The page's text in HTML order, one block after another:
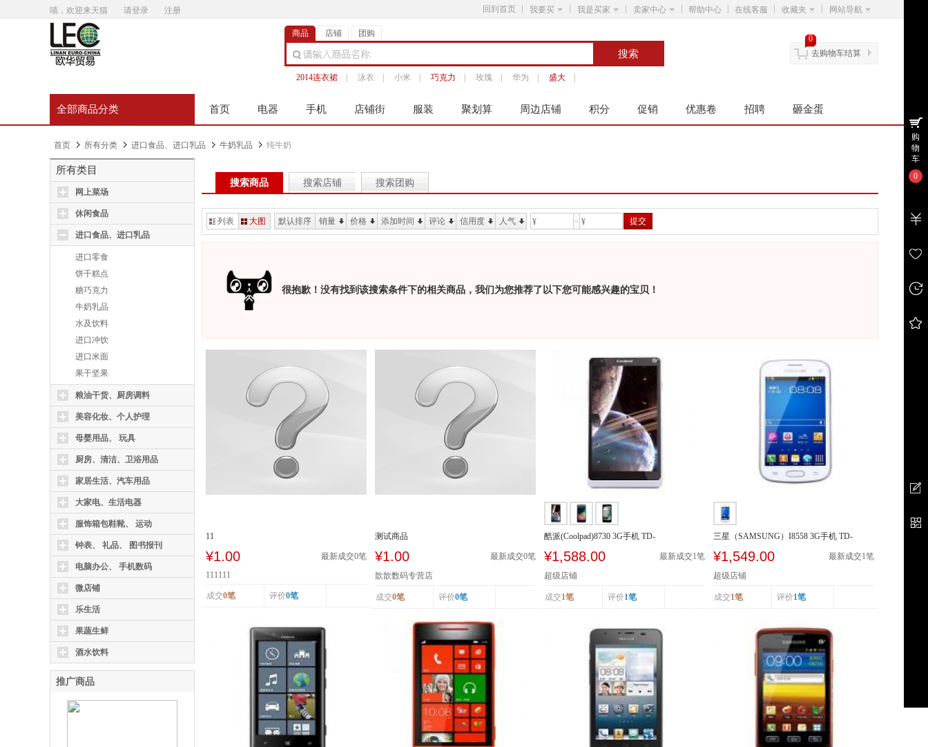
喵，欢迎来天猫 请登录 注册 回到首页 我要买 我是买家 卖家中心 帮助中心 在线客服 收藏夹 网站导航
商品 店铺 团购
2014连衣裙 泳衣 小米 巧克力 玫瑰 华为 盛大
去购物车结算
0
全部商品分类 首页 电器 手机 店铺街 服装 聚划算 周边店铺 积分 促销 优惠卷 招聘 砸金蛋
首页 所有分类 进口食品、进口乳品 牛奶乳品 纯牛奶
所有类目
网上菜场
休闲食品
进口食品、进口乳品
进口零食
饼干糕点
糖巧克力
牛奶乳品
水及饮料
进口冲饮
进口米面
果干坚果
粮油干货、厨房调料
美容化妆、个人护理
母婴用品、 玩具
厨房、清洁、卫浴用品
家居生活、汽车用品
大家电、生活电器
服饰箱包鞋靴、 运动
钟表、 礼品、 图书报刊
电脑办公、 手机数码
微店铺
乐生活
果蔬生鲜
酒水饮料
推广商品
搜索商品 搜索店铺 搜索团购
列表 大图 默认排序 销量 价格 添加时间 评论 信用度 人气 ¥ ¥ 提交
很抱歉！没有找到该搜索条件下的相关商品，我们为您推荐了以下您可能感兴趣的宝贝！
11
¥1.00 最新成交0笔
111111
成交0笔 评价0笔
测试商品
¥1.00 最新成交0笔
歆歆数码专营店
成交0笔 评价0笔
酷派(Coolpad)8730 3G手机 TD-
¥1,588.00 最新成交1笔
超级店铺
成交1笔 评价1笔
三星（SAMSUNG）I8558 3G手机 TD-
¥1,549.00 最新成交1笔
超级店铺
成交1笔 评价1笔
购
物
车
0